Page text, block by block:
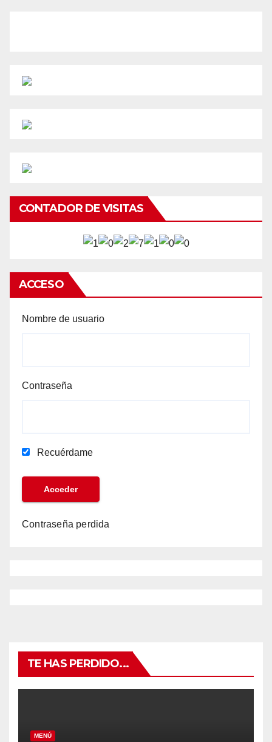
CONTADOR DE VISITAS
ACCESO
Nombre de usuario
Contraseña
Recuérdame
Contraseña perdida
TE HAS PERDIDO...
MENÚ